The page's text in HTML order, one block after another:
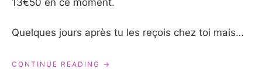
Quelques jours après tu les reçois chez toi mais…
CONTINUE READING « LES